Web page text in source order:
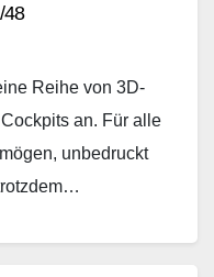
48
Reihe von 3D-
an. Für alle
unbedruckt